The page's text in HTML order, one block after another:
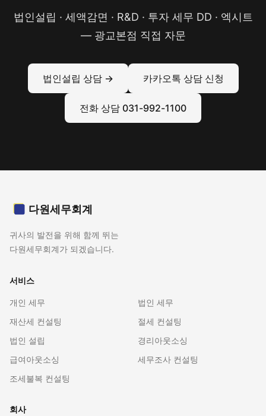
법인설립 · 세액감면 · R&D · 투자 세무 DD · 엑시트
— 광교본점 직접 자문
법인설립 상담 → 카카오톡 상담 신청
전화 상담 031-992-1100
다원세무회계
귀사의 발전을 위해 함께 뛰는
다원세무회계가 되겠습니다.
서비스
개인 세무
법인 세무
재산세 컨설팅
절세 컨설팅
법인 설립
경리아웃소싱
급여아웃소싱
세무조사 컨설팅
조세불복 컨설팅
회사